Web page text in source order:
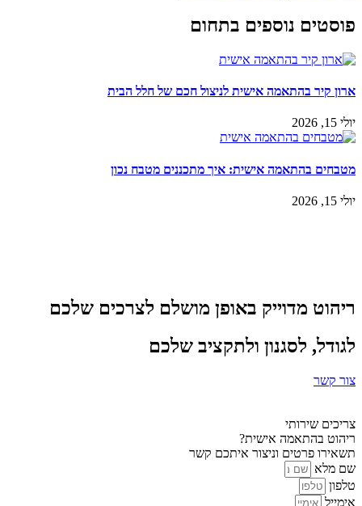
פוסטים נוספים בתחום
ארון קיר בהתאמה אישית לניצול חכם של חלל הבית
יולי 15, 2026
מטבחים בהתאמה אישית: איך מתכננים מטבח נכון
יולי 15, 2026
ריהוט מדוייק באופן מושלם לצרכים שלכם
לגודל, לסגנון ולתקציב שלכם
צור קשר
צריכים שירותי
ריהוט בהתאמה אישית?
תשאירו פרטים וניצור איתכם קשר
שם מלא
טלפון
אימייל